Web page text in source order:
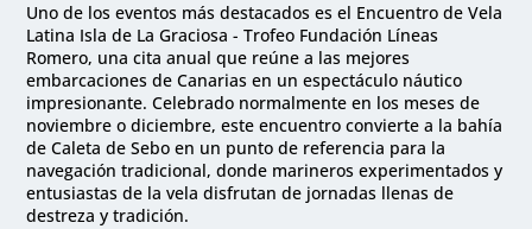
Uno de los eventos más destacados es el Encuentro de Vela
Latina Isla de La Graciosa - Trofeo Fundación Líneas
Romero, una cita anual que reúne a las mejores
embarcaciones de Canarias en un espectáculo náutico
impresionante. Celebrado normalmente en los meses de
noviembre o diciembre, este encuentro convierte a la bahía
de Caleta de Sebo en un punto de referencia para la
navegación tradicional, donde marineros experimentados y
entusiastas de la vela disfrutan de jornadas llenas de
destreza y tradición.